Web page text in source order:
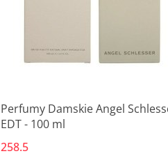
Perfumy Damskie Angel
EDT - 100 ml
258.5